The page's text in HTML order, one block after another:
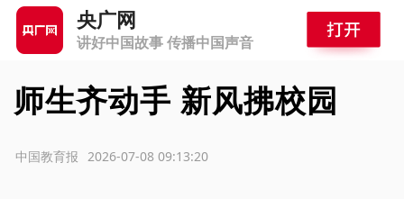
央广网
讲好中国故事 传播中国声音
师生齐动手 新风拂校园
2026-07-08 09:13:20
中国教育报